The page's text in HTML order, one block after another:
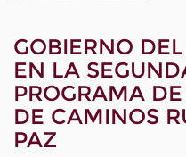
GOBIERNO
EN LA
PROGRAMA
DE CAMINOS
PAZ